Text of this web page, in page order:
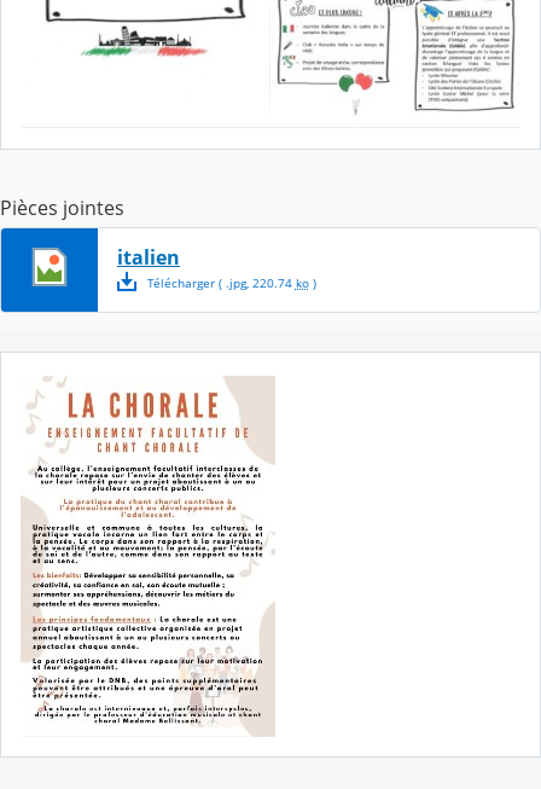
Pièces jointes
italien
Télécharger( .jpg, 220.74 ko)